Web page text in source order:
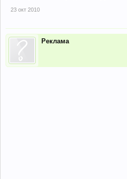
23 окт 2010
Реклама